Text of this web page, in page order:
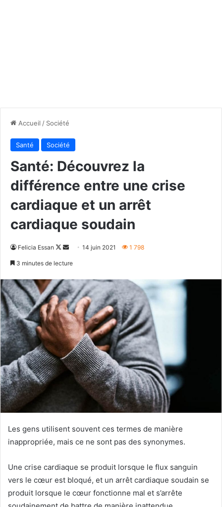
Accueil / Société
Santé Société
Santé: Découvrez la
différence entre une crise
cardiaque et un arrêt
cardiaque soudain
Felicia Essan
Follow
Envoyer14 juin 2021 1 798
3 minutes de lecture
Les gens utilisent souvent ces termes de manière
inappropriée, mais ce ne sont pas des synonymes.
Une crise cardiaque se produit lorsque le flux sanguin
vers le cœur est bloqué, et un arrêt cardiaque soudain se
produit lorsque le cœur fonctionne mal et s’arrête